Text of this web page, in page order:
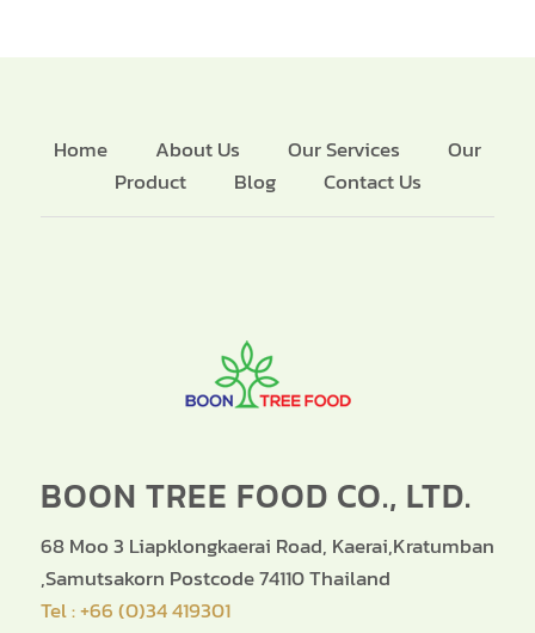
Home About Us Our Services
Our
Product
Blog Contact Us
BOON TREE FOOD CO., LTD.
68 Moo 3 Liapklongkaerai Road, Kaerai,Kratumban
,Samutsakorn Postcode 74110 Thailand
Tel : +66 (0)34 419301